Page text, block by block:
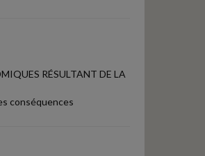
RÉSULTANT DE LA
conséquences